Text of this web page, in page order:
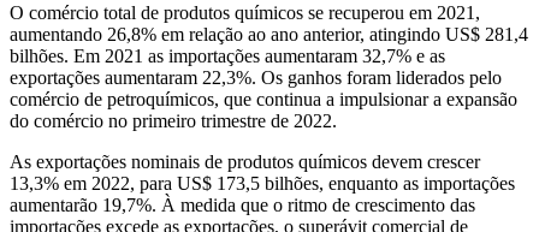
O comércio total de produtos químicos se recuperou em 2021,
aumentando 26,8% em relação ao ano anterior, atingindo US$ 281,4
bilhões. Em 2021 as importações aumentaram 32,7% e as
exportações aumentaram 22,3%. Os ganhos foram liderados pelo
comércio de petroquímicos, que continua a impulsionar a expansão
do comércio no primeiro trimestre de 2022.
As exportações nominais de produtos químicos devem crescer
13,3% em 2022, para US$ 173,5 bilhões, enquanto as importações
aumentarão 19,7%. À medida que o ritmo de crescimento das
importações excede as exportações, o superávit comercial de